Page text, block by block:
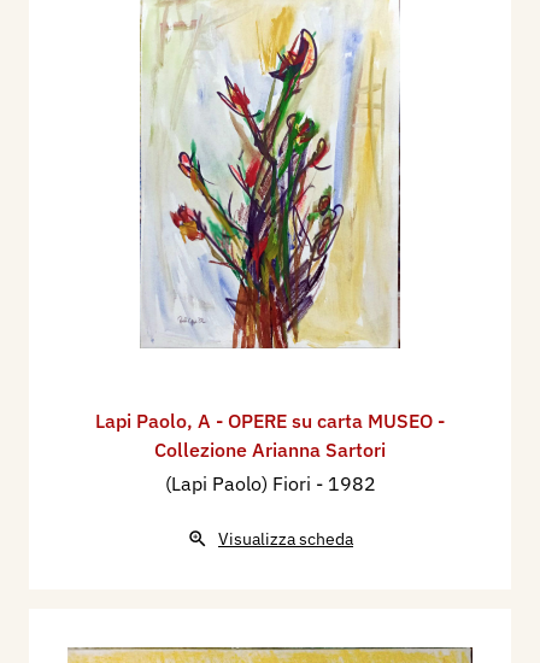
Lapi Paolo, A - OPERE su carta MUSEO -
Collezione Arianna Sartori
(Lapi Paolo) Fiori - 1982
Visualizza scheda